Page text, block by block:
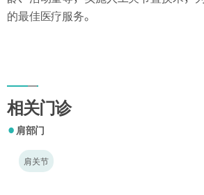
的最佳医疗服务。
相关门诊
●肩部门
肩关节